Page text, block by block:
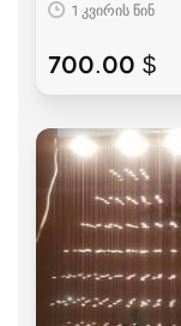
1 კვირის წინ
700.00 $